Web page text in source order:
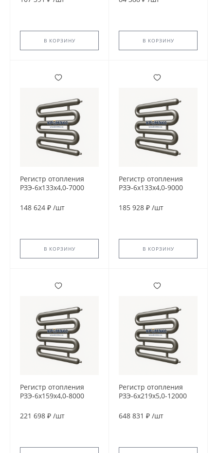
В КОРЗИНУ В КОРЗИНУ
Регистр отопления
РЗЭ-6x133x4,0-7000
148 624 ₽ /шт
В КОРЗИНУ
Регистр отопления
РЗЭ-6x133x4,0-9000
185 928 ₽ /шт
В КОРЗИНУ
Регистр отопления
РЗЭ-6x159x4,0-8000
221 698 ₽ /шт
Регистр отопления
РЗЭ-6x219x5,0-12000
648 831 ₽ /шт